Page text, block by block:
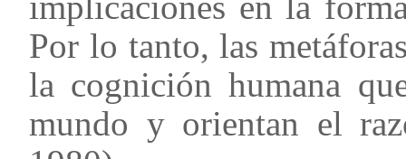
Por lo tanto, las
la cognición humana
mundo y orientan el